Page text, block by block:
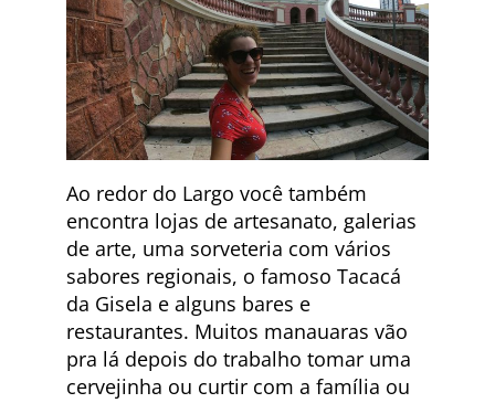
Ao redor do Largo você também
encontra lojas de artesanato, galerias
de arte, uma sorveteria com vários
sabores regionais, o famoso Tacacá
da Gisela e alguns bares e
restaurantes. Muitos manauaras vão
pra lá depois do trabalho tomar uma
cervejinha ou curtir com a família ou